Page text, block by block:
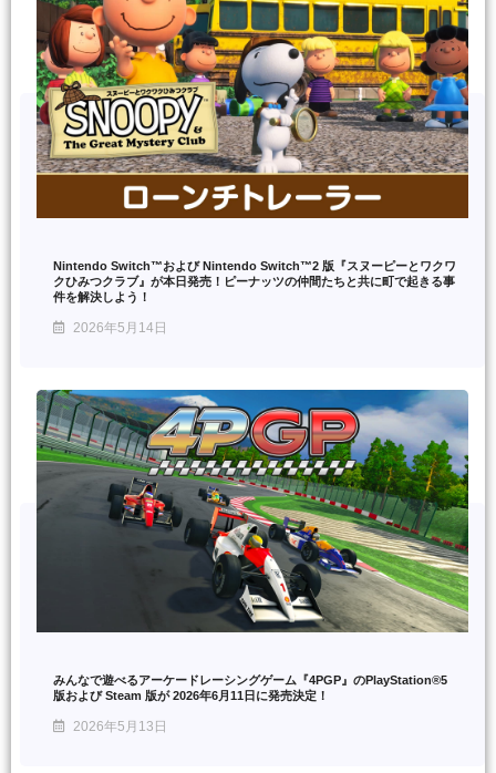
Nintendo Switch™および Nintendo Switch™2 版『スヌーピーとワクワ
クひみつクラブ』が本日発売！ピーナッツの仲間たちと共に町で起きる事
件を解決しよう！
2026年5月14日
みんなで遊べるアーケードレーシングゲーム『4PGP』のPlayStation®5
版および Steam 版が 2026年6月11日に発売決定！
2026年5月13日